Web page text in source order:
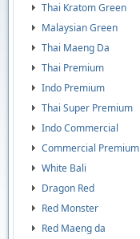
Thai Kratom Green
Malaysian Green
Thai Maeng Da
Thai Premium
Indo Premium
Thai Super Premium
Indo Commercial
Commercial Premium
White Bali
Dragon Red
Red Monster
Red Maeng da